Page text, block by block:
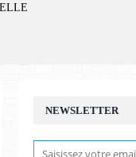
NEWSLETTER